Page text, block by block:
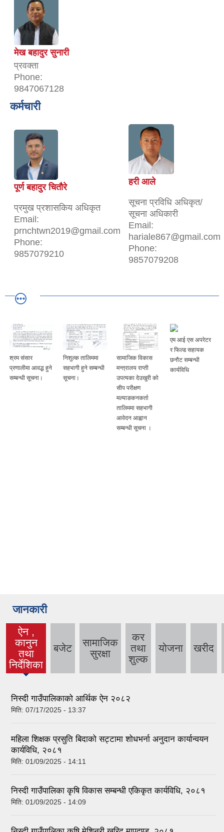
मेख बहादुर सुनारी
प्रवक्ता
Phone:
9847067128
कर्मचारी
पूर्ण बहादुर चितौरे
प्रमुख प्रशासकिय अधिकृत
Email:
prnchtwn2019@gmail.com
Phone:
9857079210
हरी आले
सूचना प्रविधि अधिकृत/
सूचना अधिकारी
Email:
hariale867@gmail.com
Phone:
9857079208
श्रम संसार
प्रणालीमा आवद्ध हुने
सम्बन्धी सूचना।
निशुल्क तालिममा
सहभागी हुने सम्बन्धी
सूचना।
सामाजिक विकास
मन्त्रालय राप्ती
उपत्यका देउखुरी को
सीप परीक्षण
मल्याङकनकर्ता
तालिममा सहभागी
आवेदन आह्वान
सम्बन्धी सूचना ।
एम आई एस अपरेटर
र फिल्ड सहायक
छनौट सम्बन्धी
कार्यविधि
जानकारी
ऐन ,
कानुन
तथा
निर्देशिका
(active
tab)
बजेट
सामाजिक
सुरक्षा
कर
तथा
शुल्क
योजना खरीद
निस्दी गाउँपालिकाको आर्थिक ऐन २०८२
मिति: 07/17/2025 - 13:37
महिला शिक्षक प्रसुति बिदाको सट्टामा शोधभर्ना अनुदान कार्यान्वयन
कार्यविधि, २०८१
मिति: 01/09/2025 - 14:11
निस्दी गाउँपालिका कृषि विकास सम्बन्धी एकिकृत कार्यविधि, २०८१
मिति: 01/09/2025 - 14:09